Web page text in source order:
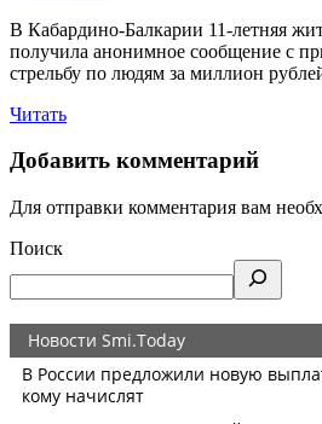
В Кабардино-Балкарии 11-летняя
получила анонимное сообщение с
стрельбу по людям за миллион
Читать
Добавить комментарий
Для отправки комментария вам
Поиск